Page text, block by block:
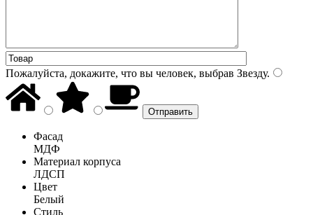
Пожалуйста, докажите, что вы человек, выбрав Звезду.
Фасад
МДФ
Материал корпуса
ЛДСП
Цвет
Белый
Стиль